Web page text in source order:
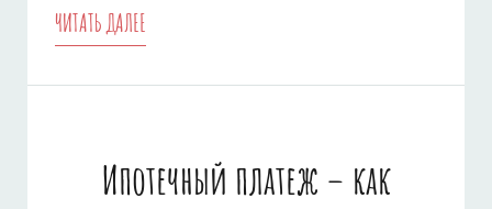
ЧИТАТЬ ДАЛЕЕ
НАЙТИ
Ипотечный платеж – как